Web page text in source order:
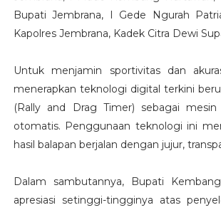
Bupati Jembrana, I Gede Ngurah
Kapolres Jembrana, Kadek Citra Dewi
​Untuk menjamin sportivitas dan
menerapkan teknologi digital terkini
(Rally and Drag Timer) sebagai
otomatis. Penggunaan teknologi ini
hasil balapan berjalan dengan jujur,
​Dalam sambutannya, Bupati
apresiasi setinggi-tingginya atas